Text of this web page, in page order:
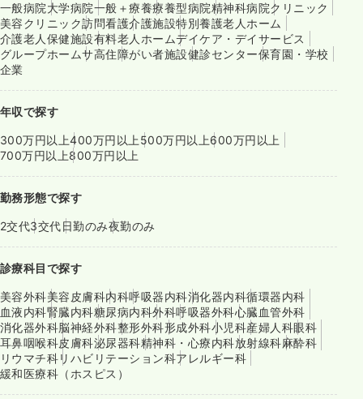
一般病院大学病院一般＋療養療養型病院精神科病院クリニック
美容クリニック訪問看護介護施設特別養護老人ホーム
介護老人保健施設有料老人ホームデイケア・デイサービス
グループホームサ高住障がい者施設健診センター保育園・学校
企業
年収で探す
300万円以上400万円以上 500万円以上600万円以上
700万円以上800万円以上
勤務形態で探す
2交代3交代日勤のみ夜勤のみ
診療科目で探す
美容外科美容皮膚科内科呼吸器内科消化器内科循環器内科
血液内科腎臓内科糖尿病内科外科呼吸器外科心臓血管外科
消化器外科脳神経外科整形外科形成外科小児科産婦人科眼科
耳鼻咽喉科皮膚科泌尿器科精神科・心療内科放射線科麻酔科
リウマチ科リハビリテーション科アレルギー科
緩和医療科（ホスピス）